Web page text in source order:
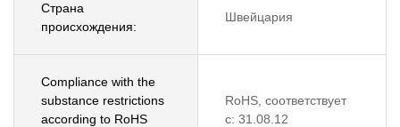
Страна
происхождения:
Швейцария
Compliance with the
substance restrictions
according to RoHS
RoHS, соответствует
с: 31.08.12